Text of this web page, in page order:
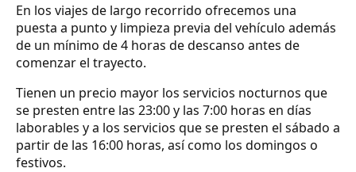
En los viajes de largo recorrido ofrecemos una
puesta a punto y limpieza previa del vehículo además
de un mínimo de 4 horas de descanso antes de
comenzar el trayecto.
Tienen un precio mayor los servicios nocturnos que
se presten entre las 23:00 y las 7:00 horas en días
laborables y a los servicios que se presten el sábado a
partir de las 16:00 horas, así como los domingos o
festivos.